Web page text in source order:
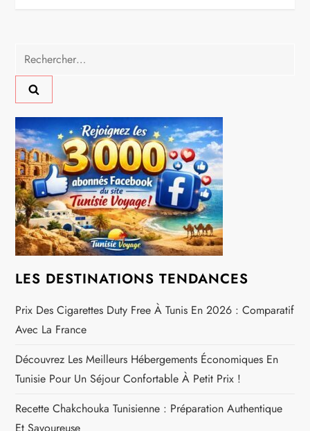
g
a
t
i
o
n
d
e
l
’
a
r
Rechercher :
LES DESTINATIONS TENDANCES
Prix Des Cigarettes Duty Free À Tunis En 2026 : Comparatif
Avec La France
Découvrez Les Meilleurs Hébergements Économiques En
Tunisie Pour Un Séjour Confortable À Petit Prix !
Recette Chakchouka Tunisienne : Préparation Authentique
Et Savoureuse